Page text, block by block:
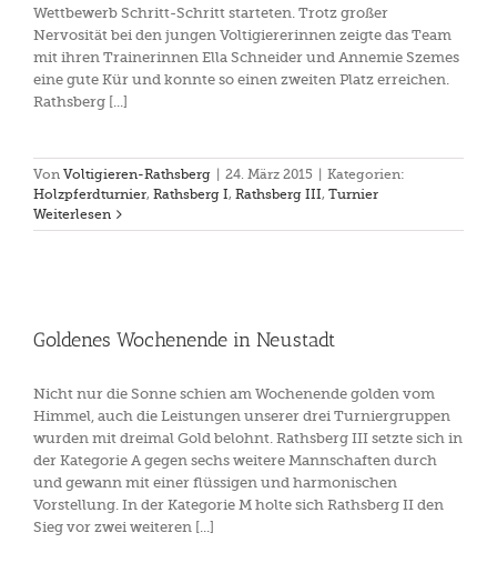
Wettbewerb Schritt-Schritt starteten. Trotz großer
Nervosität bei den jungen Voltigiererinnen zeigte das Team
mit ihren Trainerinnen Ella Schneider und Annemie Szemes
eine gute Kür und konnte so einen zweiten Platz erreichen.
Rathsberg [...]
Von Voltigieren-Rathsberg | 24. März 2015 | Kategorien:
Holzpferdturnier, Rathsberg I, Rathsberg III, Turnier
Weiterlesen
Goldenes Wochenende in Neustadt
Nicht nur die Sonne schien am Wochenende golden vom
Himmel, auch die Leistungen unserer drei Turniergruppen
wurden mit dreimal Gold belohnt. Rathsberg III setzte sich in
der Kategorie A gegen sechs weitere Mannschaften durch
und gewann mit einer flüssigen und harmonischen
Vorstellung. In der Kategorie M holte sich Rathsberg II den
Sieg vor zwei weiteren [...]